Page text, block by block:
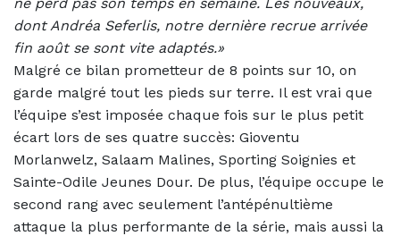
dont Andréa Seferlis, notre dernière recrue arrivée
fin août se sont vite adaptés.»
Malgré ce bilan prometteur de 8 points sur 10, on
garde malgré tout les pieds sur terre. Il est vrai que
l’équipe s’est imposée chaque fois sur le plus petit
écart lors de ses quatre succès: Gioventu
Morlanwelz, Salaam Malines, Sporting Soignies et
Sainte-Odile Jeunes Dour. De plus, l’équipe occupe le
second rang avec seulement l’antépénultième
attaque la plus performante de la série, mais aussi la